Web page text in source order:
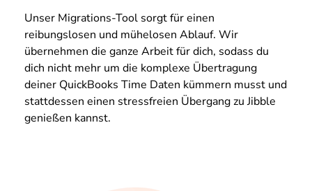
Unser Migrations-Tool sorgt für einen
reibungslosen und mühelosen Ablauf. Wir
übernehmen die ganze Arbeit für dich, sodass du
dich nicht mehr um die komplexe Übertragung
deiner QuickBooks Time Daten kümmern musst und
stattdessen einen stressfreien Übergang zu Jibble
genießen kannst.